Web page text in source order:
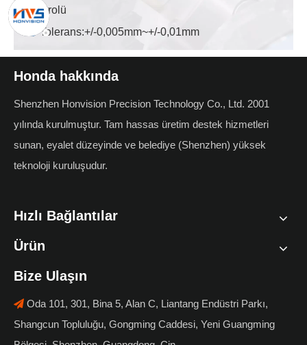
kontrolü
Tolerans:+/-0,005mm~+/-0,01mm
Honda hakkında
Shenzhen Honvision Precision Technology Co., Ltd. 2001
yılında kurulmuştur. Tam hassas üretim destek hizmetleri
sunan, eyalet düzeyinde ve belediye (Shenzhen) yüksek
teknoloji kuruluşudur.
Hızlı Bağlantılar
Ürün
Bize Ulaşın
 Oda 101, 301, Bina 5, Alan C, Liantang Endüstri Parkı,
Shangcun Topluluğu, Gongming Caddesi, Yeni Guangming